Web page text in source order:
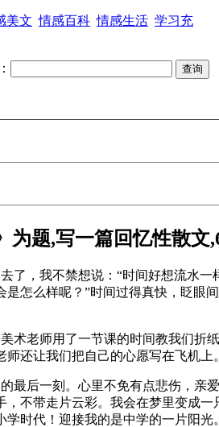
美文 情感百科 情感生活 学习充
为题,写一篇回忆性散文
了，我不禁想说：“时间好想流水一
怎么样呢？”时间过得真快，眨眼
术老师用了一节课的时间教我们折
师还让我们把自己的心愿写在飞机
最后一刻。心里不免有点悲伤，亲
，不带走片云彩。我会在梦里变成
时代！迎接我的是中学的一片阳光